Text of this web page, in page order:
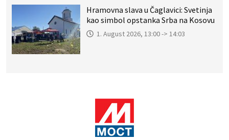
Hramovna slava u Čaglavici: Svetinja
kao simbol opstanka Srba na Kosovu
1. August 2026, 13:00 -> 14:03